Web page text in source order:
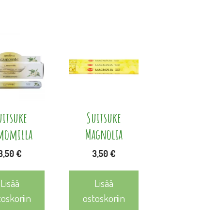
€
Lisää
Suitsuke
Magnolia
3,50 €
Lisää
ostoskoriin